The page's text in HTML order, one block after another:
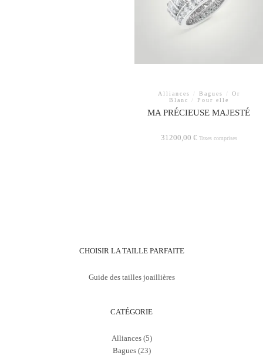
Alliances Bagues
Or
Blanc
Pour elle
MA PRÉCIEUSE MAJESTÉ
31200,00 € Taxes comprises
être
la
produit
CHOISIR LA TAILLE PARFAITE
Guide des tailles joaillières
CATÉGORIE
Alliances (5)
Bagues (23)